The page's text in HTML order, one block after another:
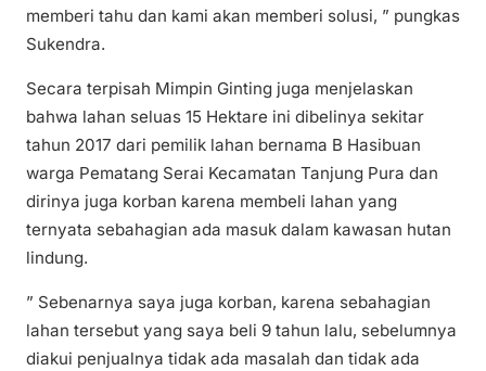
memberi tahu dan kami akan memberi solusi, ” pungkas
Sukendra.
Secara terpisah Mimpin Ginting juga menjelaskan
bahwa lahan seluas 15 Hektare ini dibelinya sekitar
tahun 2017 dari pemilik lahan bernama B Hasibuan
warga Pematang Serai Kecamatan Tanjung Pura dan
dirinya juga korban karena membeli lahan yang
ternyata sebahagian ada masuk dalam kawasan hutan
lindung.
” Sebenarnya saya juga korban, karena sebahagian
lahan tersebut yang saya beli 9 tahun lalu, sebelumnya
diakui penjualnya tidak ada masalah dan tidak ada